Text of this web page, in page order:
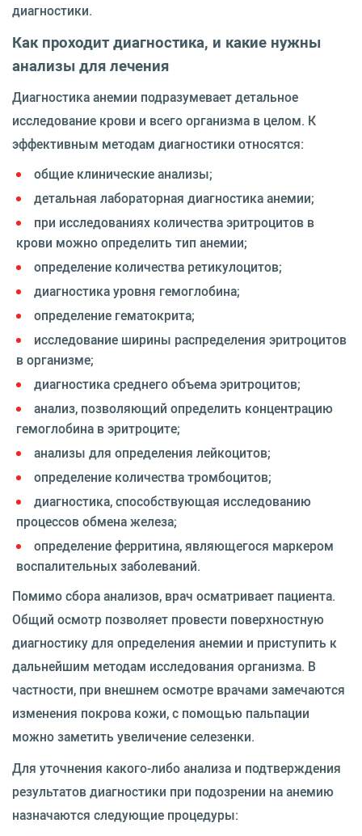
диагностики.
Как проходит диагностика, и какие нужны
анализы для лечения
Диагностика анемии подразумевает детальное
исследование крови и всего организма в целом. К
эффективным методам диагностики относятся:
общие клинические анализы;
детальная лабораторная диагностика анемии;
при исследованиях количества эритроцитов в
крови можно определить тип анемии;
определение количества ретикулоцитов;
диагностика уровня гемоглобина;
определение гематокрита;
исследование ширины распределения эритроцитов
в организме;
диагностика среднего объема эритроцитов;
анализ, позволяющий определить концентрацию
гемоглобина в эритроците;
анализы для определения лейкоцитов;
определение количества тромбоцитов;
диагностика, способствующая исследованию
процессов обмена железа;
определение ферритина, являющегося маркером
воспалительных заболеваний.
Помимо сбора анализов, врач осматривает пациента.
Общий осмотр позволяет провести поверхностную
диагностику для определения анемии и приступить к
дальнейшим методам исследования организма. В
частности, при внешнем осмотре врачами замечаются
изменения покрова кожи, с помощью пальпации
можно заметить увеличение селезенки.
Для уточнения какого-либо анализа и подтверждения
результатов диагностики при подозрении на анемию
назначаются следующие процедуры: